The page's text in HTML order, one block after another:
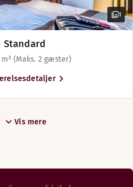
1
Standard
m² (Maks. 2 gæster)
Vis mere